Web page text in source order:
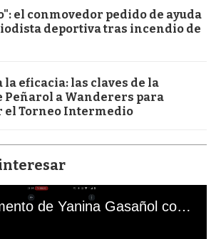
el conmovedor pedido de ayuda
deportiva tras incendio de
la eficacia: las claves de la
Peñarol a Wanderers para
el Torneo Intermedio
El mal momento de Yanina Gasañol con un hincha argentino en "Subrayado"